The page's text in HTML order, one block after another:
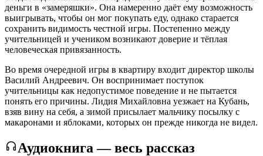
деньги в «замеряшки». Она намеренно даёт ему возможность
выигрывать, чтобы он мог покупать еду, однако старается
сохранить видимость честной игры. Постепенно между
учительницей и учеником возникают доверие и тёплая
человеческая привязанность.
Во время очередной игры в квартиру входит директор школы
Василий Андреевич. Он воспринимает поступок
учительницы как недопустимое поведение и не пытается
понять его причины. Лидия Михайловна уезжает на Кубань,
взяв вину на себя, а зимой присылает мальчику посылку с
макаронами и яблоками, которых он прежде никогда не видел.
Аудиокнига — весь рассказ